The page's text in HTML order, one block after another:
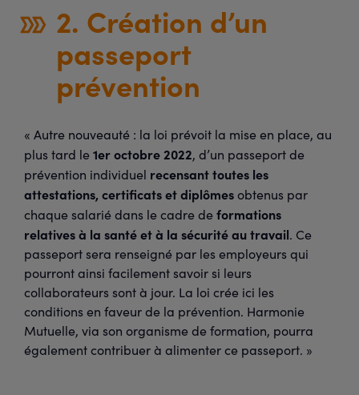
2. Création d’un
passeport
prévention
« Autre nouveauté : la loi prévoit la mise en place, au
plus tard le1er octobre 2022, d’un passeport de
prévention individuel recensant toutes les
attestations, certificats et diplômesobtenus par
chaque salarié dans le cadre deformations
relatives à la santé et à la sécurité au travail. Ce
passeport sera renseigné par les employeurs qui
pourront ainsi facilement savoir si leurs
collaborateurs sont à jour. La loi crée ici les
conditions en faveur de la prévention. Harmonie
Mutuelle, via son organisme de formation, pourra
également contribuer à alimenter ce passeport. »